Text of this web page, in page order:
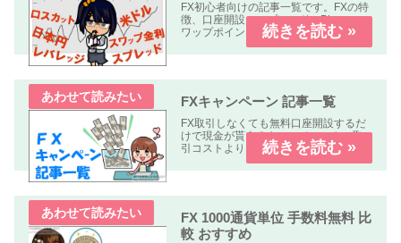
FX初心者向けの記事一覧です。FXの特
徴、口座開設、スプレッド、Pips、ス
ワップポイント、レバレッジ、ロン
グ、ショート、ロット、ロスカットな
どについて解説します、
FXキャンペーン 記事一覧
FX取引しなくても無料口座開設するだ
けで現金が貰えるキャンペーンや、取
引コストよりも貰える金額の方が多い
オトクなキャンペーン中心に掲載して
います。
FX 1000通貨単位 手数料無料 比
較 おすすめ